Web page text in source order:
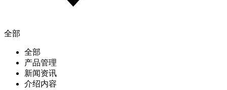
全部
全部
产品管理
新闻资讯
介绍内容